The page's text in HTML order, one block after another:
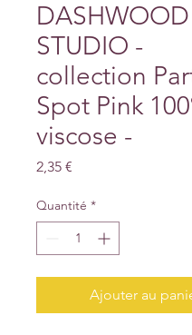
DASHWOOD
STUDIO -
collection
Spot Pink
viscose -
2,35 €
Quantité *
Ajouter au